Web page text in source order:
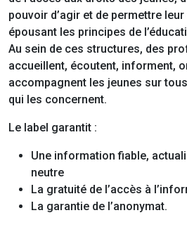
pouvoir d’agir et de permettre
épousant les principes de
Au sein de ces structures, des
accueillent, écoutent, informent,
accompagnent les jeunes sur
qui les concernent.
Le label garantit :
Une information fiable,
neutre
La gratuité de l’accès à
La garantie de l’anonymat.